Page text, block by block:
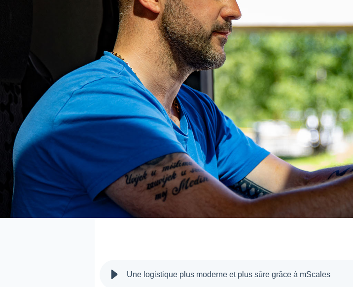
Une logistique plus moderne et plus sûre grâce à mScales